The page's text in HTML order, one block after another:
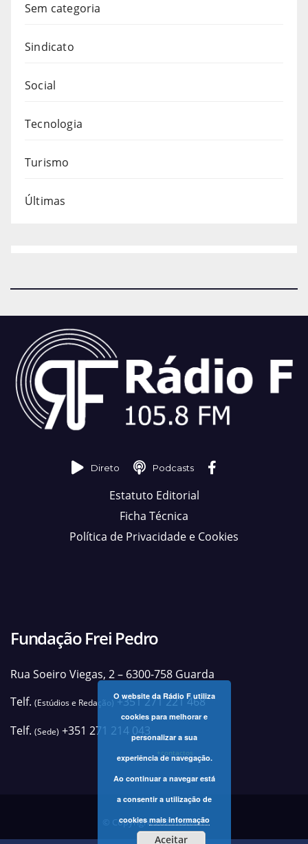
Sem categoria
Sindicato
Social
Tecnologia
Turismo
Últimas
Direto Podcasts
Estatuto Editorial
Ficha Técnica
Política de Privacidade e Cookies
Fundação Frei Pedro
Rua Soeiro Viegas, 2 – 6300-758 Guarda
Telf. (Estúdios e Redação)+351 271 221 468
Telf. (Sede) +351 271 214 043
+contactos
© Copyright 2025 Rádio F
O website da Rádio F utiliza
cookies para melhorar e
personalizar a sua
experiência de navegação.
Ao continuar a navegar está
a consentir a utilização de
cookiesmais informação
Aceitar